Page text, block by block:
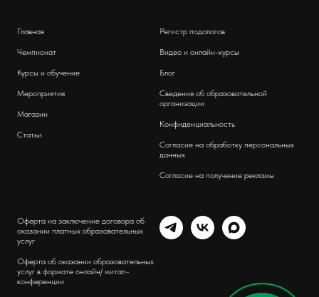
Главная
Чемпионат
Курсы и обучение
Мероприятия
Магазин
Статьи
Регистр подологов
Видео и онлайн-курсы
Блог
Сведения об образовательной
организации
Конфиденциальность
Согласие на обработку персональных
данных
Согласие на получение рекламы
Оферта на заключение договора об
оказании платных образовательных
услуг
Оферта об оказании образовательных
услуг в формате онлайн/ митап-
конференции